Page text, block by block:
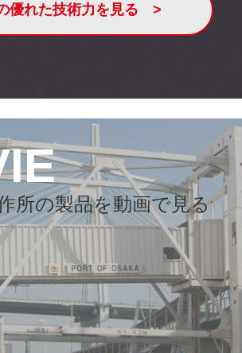
優れた技術力を見る
所の製品を動画で見る